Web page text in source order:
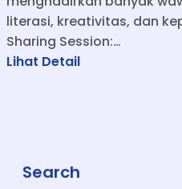
literasi, kreativitas, dan
Sharing Session:…
Lihat Detail:
Search